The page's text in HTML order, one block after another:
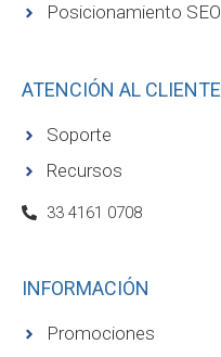
Posicionamiento SEO
ATENCIÓN AL CLIENTE
Soporte
Recursos
33 4161 0708
INFORMACIÓN
Promociones